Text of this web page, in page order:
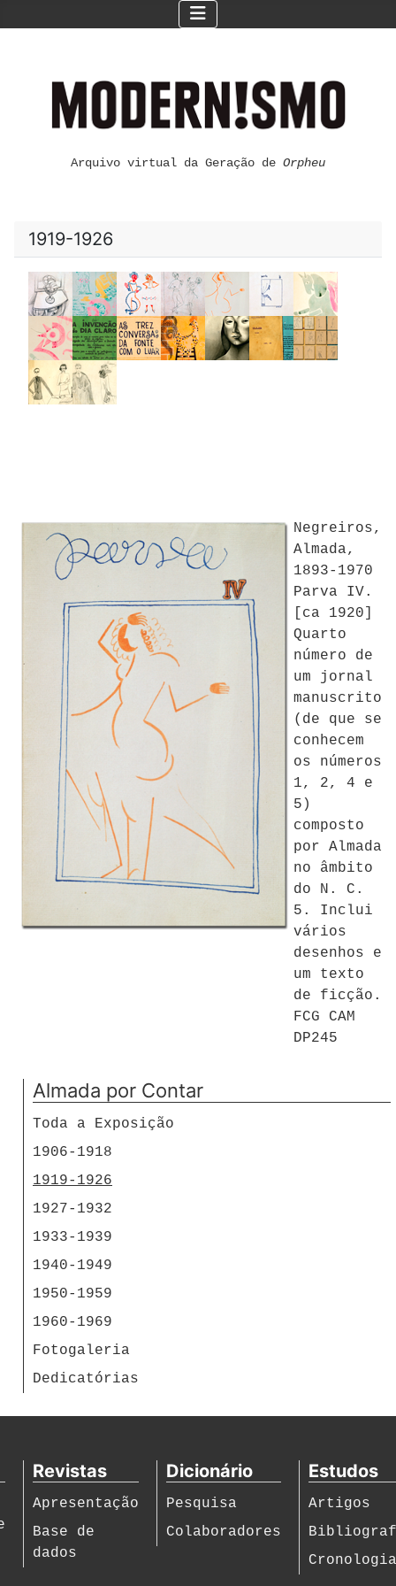
Arquivo virtual da Geração de Orpheu
1919-1926
Negreiros,
Almada,
1893-1970
Parva IV.
[ca 1920]
Quarto
número de
um jornal
manuscrito
(de que se
conhecem
os números
1, 2, 4 e
5)
composto
por Almada
no âmbito
do N. C.
5. Inclui
vários
desenhos e
um texto
de ficção.
FCG CAM
DP245
Almada por Contar
Toda a Exposição
1906-1918
1919-1926
1927-1932
1933-1939
1940-1949
1950-1959
1960-1969
Fotogaleria
Dedicatórias
Revistas
Apresentação
Base de
dados
Dicionário
Pesquisa
Colaboradores
Estudos
Artigos